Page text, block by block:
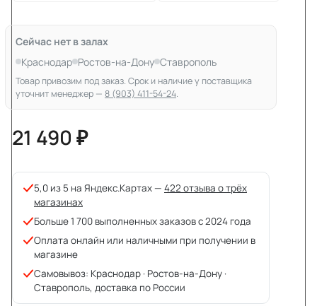
Сейчас нет в залах
Краснодар Ростов-на-Дону Ставрополь
Товар привозим под заказ. Срок и наличие у поставщика
уточнит менеджер — 8 (903) 411-54-24.
21 490 ₽
5,0 из 5 на Яндекс.Картах — 422 отзыва о трёх
магазинах
Больше 1 700 выполненных заказов с 2024 года
Оплата онлайн или наличными при получении в
магазине
Самовывоз: Краснодар · Ростов-на-Дону ·
Ставрополь, доставка по России